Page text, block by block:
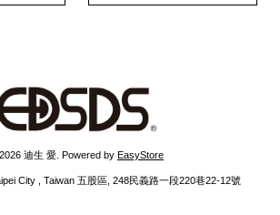
迪生 愛. Powered by EasyStore
City , Taiwan 五股區, 248民義路一段220巷22-12號